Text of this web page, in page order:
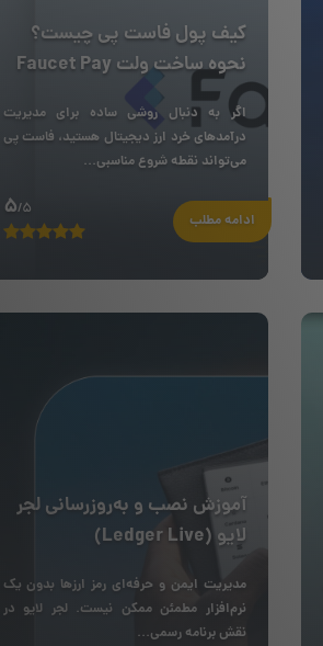
کیف پول فاست پی چیست؟
نحوه ساخت ولت Faucet Pay
اگر به دنبال روشی ساده برای مدیریت
درآمدهای خرد ارز دیجیتال هستید، فاست پی
می‌تواند نقطه شروع مناسبی...
ادامه مطلب 5/5
آموزش نصب و به‌روزرسانی لجر
لایو (Ledger Live)
مدیریت ایمن و حرفه‌ای رمز ارزها بدون یک
نرم‌افزار مطمئن ممکن نیست. لجر لایو در
نقش برنامه رسمی...